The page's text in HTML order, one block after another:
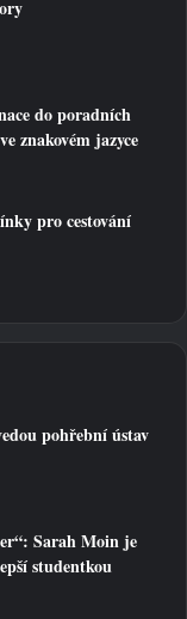
do poradních
znakovém jazyce
pro cestování
pohřební ústav
Sarah Moin je
studentkou